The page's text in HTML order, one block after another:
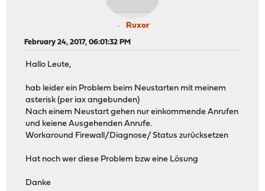
Ruxor
February 24, 2017, 06:01:32 PM
Hallo Leute,
hab leider ein Problem beim Neustarten mit meinem
asterisk (per iax angebunden)
Nach einem Neustart gehen nur einkommende Anrufen
und keiene Ausgehenden Anrufe.
Workaround Firewall/Diagnose/ Status zurücksetzen
Hat noch wer diese Problem bzw eine Lösung
Danke